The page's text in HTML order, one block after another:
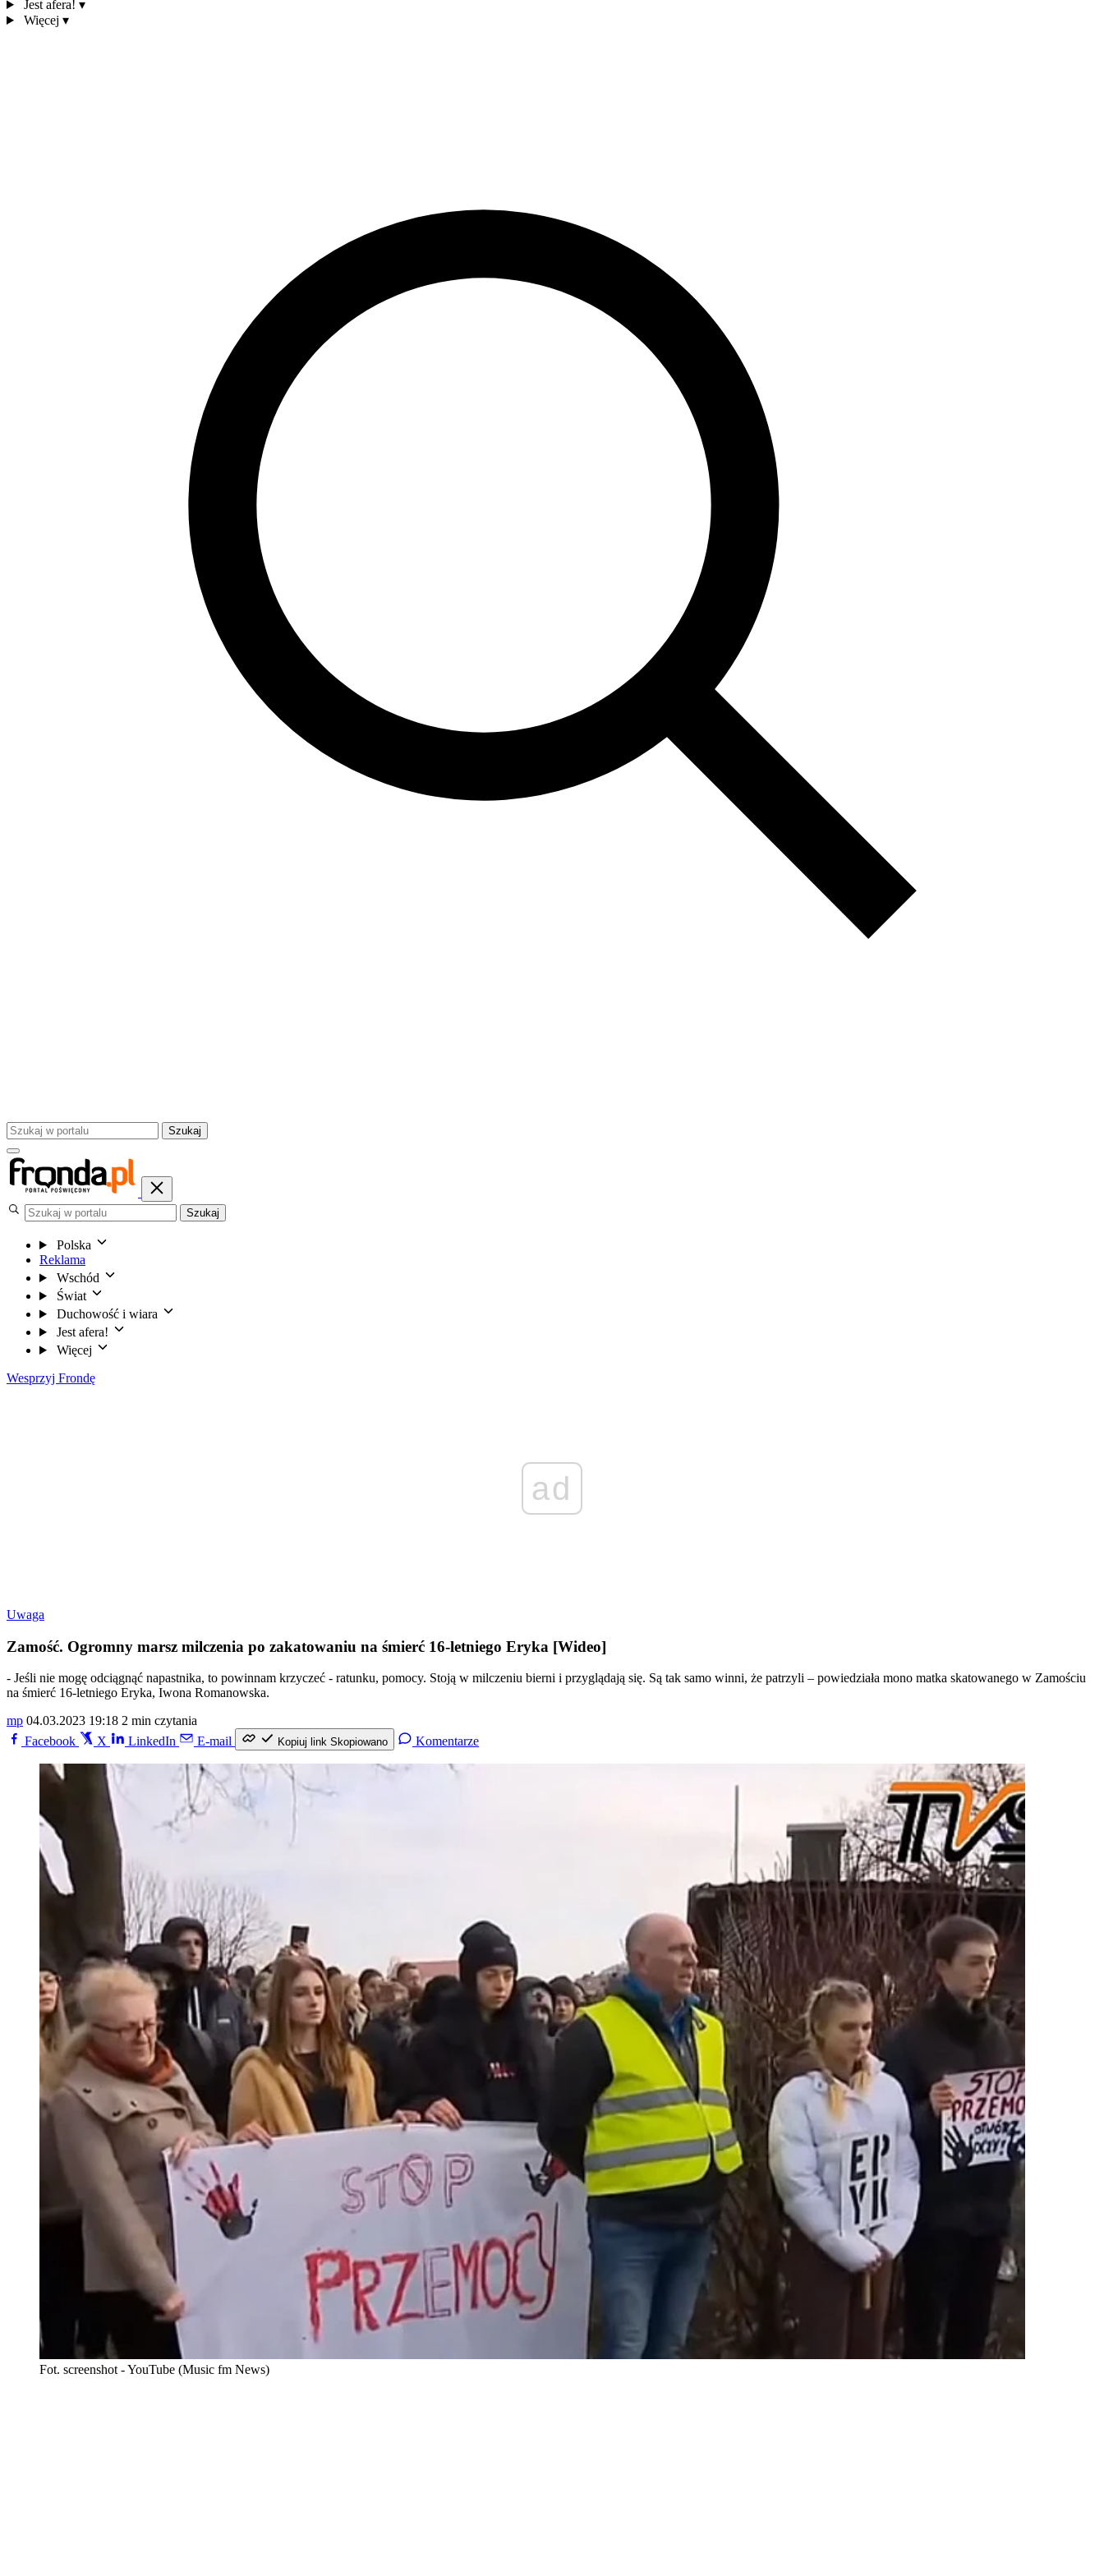
Jest afera! ▾
Więcej ▾
Szukaj
Szukaj
Polska
Reklama
Wschód
Świat
Duchowość i wiara
Jest afera!
Więcej
Wesprzyj Frondę
ad
Uwaga
Zamość. Ogromny marsz milczenia po zakatowaniu na śmierć 16-letniego Eryka [Wideo]
- Jeśli nie mogę odciągnąć napastnika, to powinnam krzyczeć - ratunku, pomocy. Stoją w milczeniu bierni i przyglądają się. Są tak samo winni, że patrzyli – powiedziała mono matka skatowanego w Zamościu
na śmierć 16-letniego Eryka, Iwona Romanowska.
mp 04.03.2023 19:18 2 min czytania
Facebook
X LinkedIn E-mail Kopiuj link Skopiowano Komentarze
Fot. screenshot - YouTube (Music fm News)